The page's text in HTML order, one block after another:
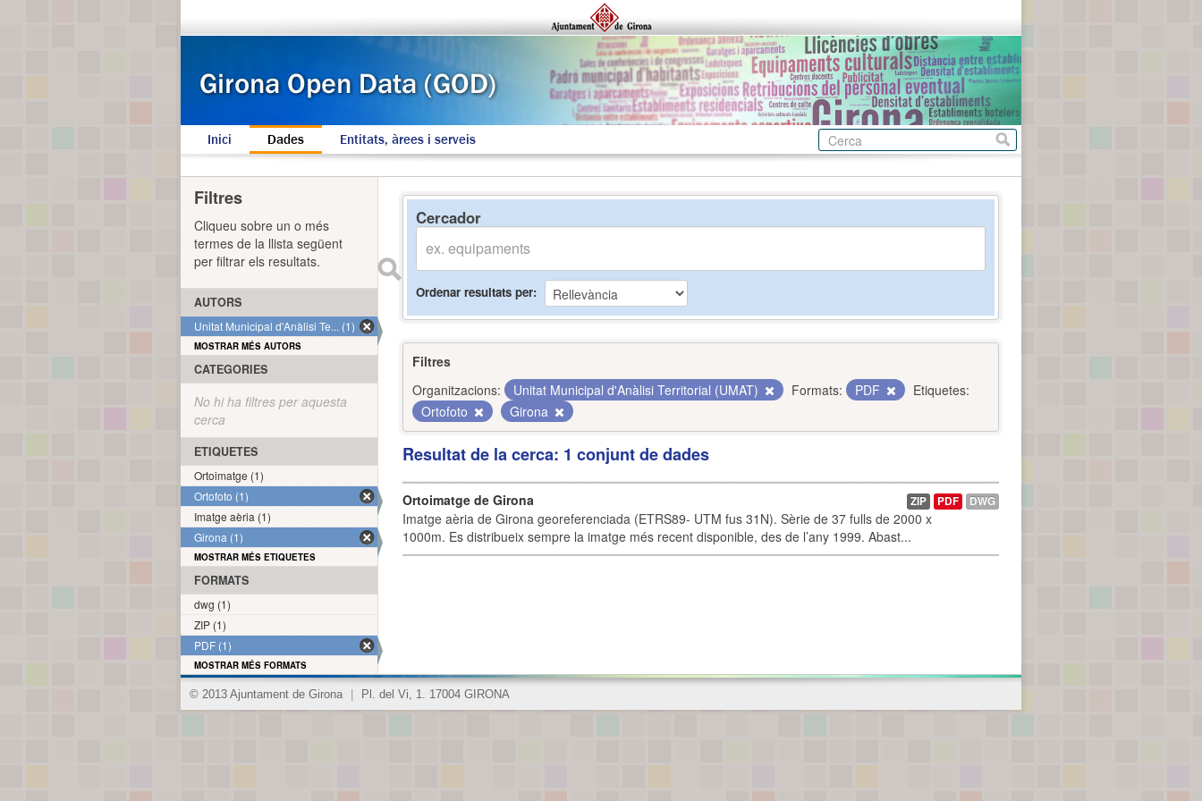
Inici Dades Entitats, àrees i serveis
Cercador
Ordenar resultats per
Filtres
Organitzacions:
Unitat Municipal d'Anàlisi Territorial (UMAT) Formats: PDF
Etiquetes:
Ortofoto
Girona
Resultat de la cerca: 1 conjunt de dades
Ortoimatge de Girona
Imatge aèria de Girona georeferenciada (ETRS89- UTM fus 31N). Sèrie de 37 fulls de 2000 x
1000m. Es distribueix sempre la imatge més recent disponible, des de l’any 1999. Abast...
ZIP PDF DWG
Filtres
Cliqueu sobre un o més
termes de la llista següent
per filtrar els resultats.
AUTORS
Unitat Municipal d'Anàlisi Te... (1)
MOSTRAR MÉS AUTORS
CATEGORIES
No hi ha filtres per aquesta
cerca
ETIQUETES
Ortoimatge (1)
Ortofoto (1)
Imatge aèria (1)
Girona (1)
MOSTRAR MÉS ETIQUETES
FORMATS
dwg (1)
ZIP (1)
PDF (1)
MOSTRAR MÉS FORMATS
© 2013 Ajuntament de Girona Pl. del Vi, 1. 17004 GIRONA